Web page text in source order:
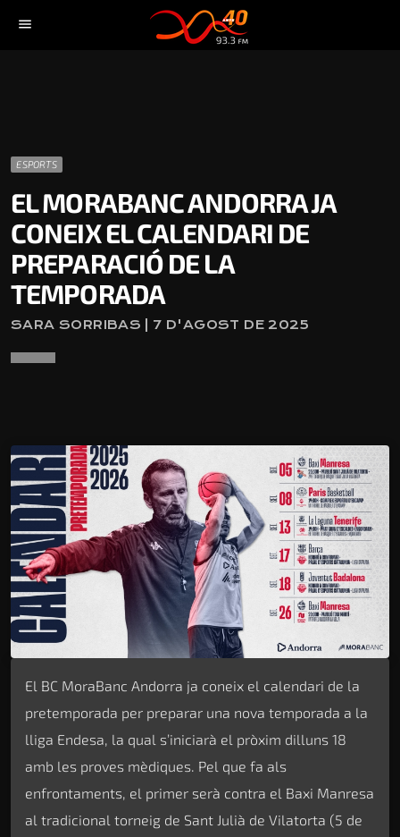
menu
ESPORTS
EL MORABANC ANDORRA JA
CONEIX EL CALENDARI DE
PREPARACIÓ DE LA
TEMPORADA
SARA SORRIBAS | 7 D'AGOST DE 2025
El BC MoraBanc Andorra ja coneix el calendari de la
pretemporada per preparar una nova temporada a la
lliga Endesa, la qual s’iniciarà el pròxim dilluns 18
amb les proves mèdiques. Pel que fa als
enfrontaments, el primer serà contra el Baxi Manresa
al tradicional torneig de Sant Julià de Vilatorta (5 de